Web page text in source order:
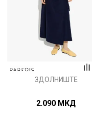
ЗДОЛНИШТЕ
2.090 МКД